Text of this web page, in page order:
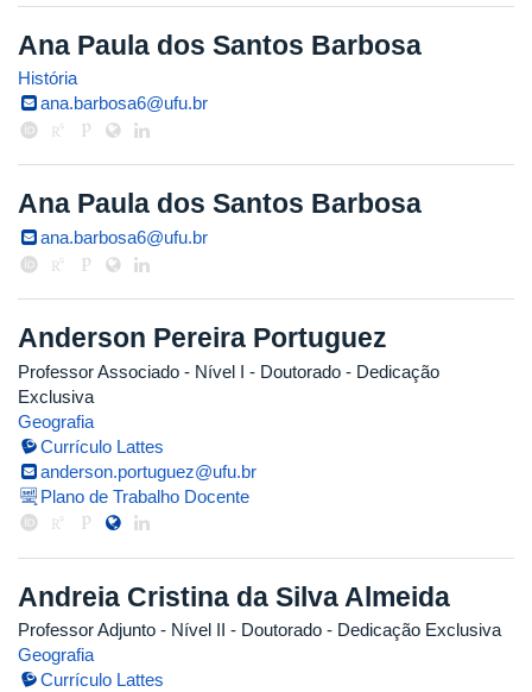
Ana Paula dos Santos Barbosa
História
ana.barbosa6@ufu.br
Ana Paula dos Santos Barbosa
ana.barbosa6@ufu.br
Anderson Pereira Portuguez
Professor Associado - Nível I - Doutorado - Dedicação
Exclusiva
Geografia
Currículo Lattes
anderson.portuguez@ufu.br
Plano de Trabalho Docente
Andreia Cristina da Silva Almeida
Professor Adjunto - Nível II - Doutorado - Dedicação Exclusiva
Geografia
Currículo Lattes